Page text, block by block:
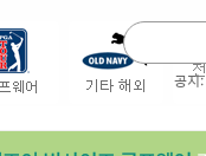
공지: